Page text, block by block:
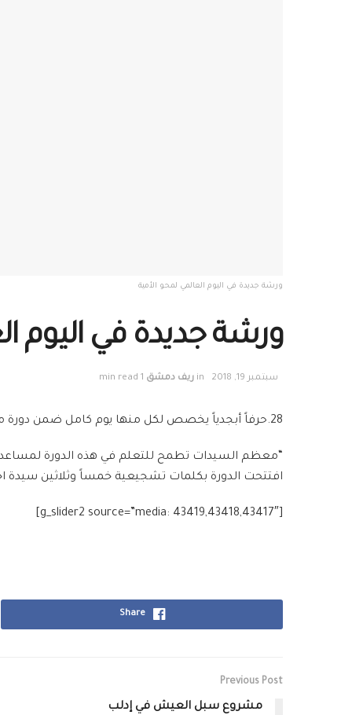
ورشة جديدة في اليوم العالمي لمحو الأمية
ورشة جديدة في اليوم
سبتمبر 19, 2018 in ريف دمشق 1 min read
28.حرفاً أبجدياً يخصص لكل منها يوم كامل ضمن دورة محو الأمية التي بدأت يوم السبت 8 أيلول بالمركز المجتمعي في التل تزامناً مع اليوم العالمي لمحو الأمية
“معظم السيدات تطمح للتعلم في هذه الدورة
افتتحت الدورة بكلمات تشجيعية خمساً وثلاثين سيدة
[g_slider2 source=”media: 43419,43418,43417″]
Share
Previous Post
مشروع سبل العيش في إدلب